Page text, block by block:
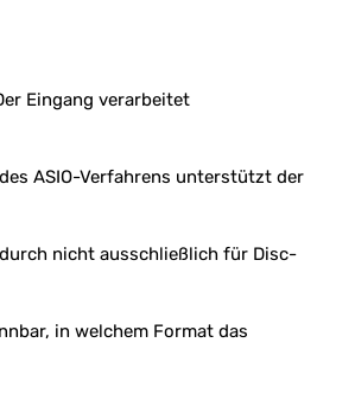
Eingang verarbeitet
ASIO-Verfahrens unterstützt der
nicht ausschließlich für Disc-
in welchem Format das